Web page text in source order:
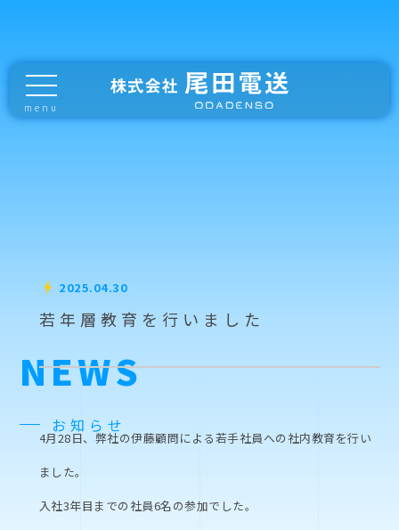
menu
NEWS
お知らせ
bolt 2025.04.30
若年層教育を行いました
4月28日、弊社の伊藤顧問による若手社員への社内教育を行い
ました。
入社3年目までの社員6名の参加でした。